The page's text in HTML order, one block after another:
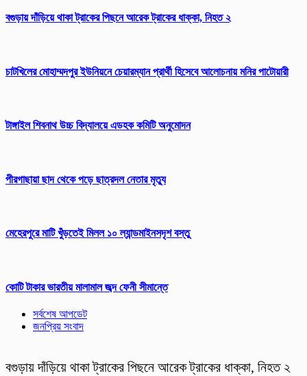
বগুড়ায় দাঁড়িয়ে থাকা ট্রাকের পিছনে আরেক ট্রাকের ধাক্কা, নিহত ২
চাটখিলের মোহাম্মদপুর ইউনিয়নে চেয়ারম্যান প্রার্থী হিসেবে আলোচনায় মনির পাটোয়ারী
টাঙ্গাইল শিবনাথ উচ্চ বিদ্যালয়ে এডহক কমিটি অনুমোদন
পীরগাছায়া ছাদ থেকে পড়ে ছাত্রদল নেতার মৃত্যু
মেহেরপুরে মাটি খুঁড়তেই মিলল ১০ ল্যান্ডমাইনসদৃশ বস্তু
কোটি টাকার ভারতীয় মালামাল জব্দ ফেনী সীমান্তে
সর্বশেষ আপডেট
জনপ্রিয় সংবাদ
বগুড়ায় দাঁড়িয়ে থাকা ট্রাকের পিছনে আরেক ট্রাকের ধাক্কা, নিহত ২